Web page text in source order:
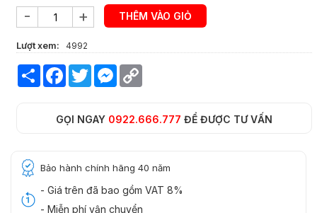
- + THÊM VÀO GIỎ
Lượt xem: 4992
Share Facebook
TwitterMessenger
GỌI NGAY 0922.666.777 ĐỂ ĐƯỢC TƯ VẤN
Bảo hành chính hãng 40 năm
- Giá trên đã bao gồm VAT 8%
- Miễn phí vận chuyển